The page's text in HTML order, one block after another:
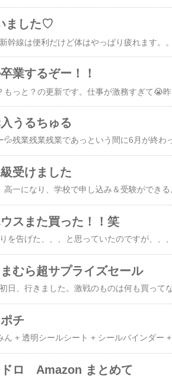
ました♡
業するぞー！！
うるちゅる
受けました
スまた買った！！笑
むら超サプライズセール
チ
ドロ Amazon まとめて